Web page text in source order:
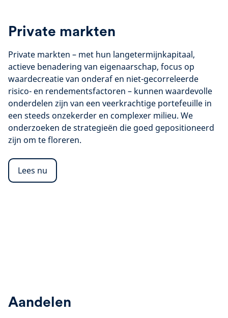
Private markten
Private markten – met hun langetermijnkapitaal,
actieve benadering van eigenaarschap, focus op
waardecreatie van onderaf en niet-gecorreleerde
risico- en rendementsfactoren – kunnen waardevolle
onderdelen zijn van een veerkrachtige portefeuille in
een steeds onzekerder en complexer milieu. We
onderzoeken de strategieën die goed gepositioneerd
zijn om te floreren.
Lees nu
Aandelen